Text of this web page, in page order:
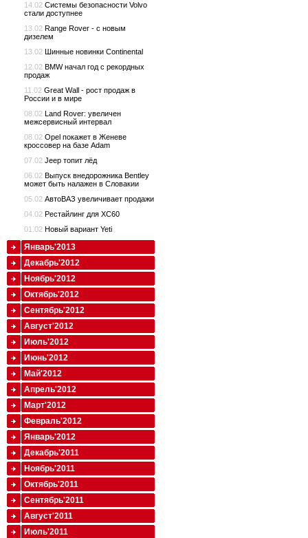
14.02 Системы безопасности Volvo
стали доступнее
13.02 Range Rover - с новым
дизелем
13.02 Шинные новинки Continental
12.02 BMW начал год с рекордных
продаж
11.02 Great Wall - рост продаж в
России и в мире
08.02 Land Rover: увеличен
межсервисный интервал
08.02 Opel покажет в Женеве
кроссовер на базе Adam
07.02 Jeep топит лёд
06.02 Выпуск внедорожника Bentley
может быть налажен в Словакии
05.02 АвтоВАЗ увеличивает продажи
04.02 Рестайлинг для XC60
01.02 Новый вариант Yeti
Январь'2013
Декабрь'2012
Ноябрь'2012
Октябрь'2012
Сентябрь'2012
Август'2012
Июль'2012
Июнь'2012
Май'2012
Апрель'2012
Март'2012
Февраль'2012
Январь'2012
Декабрь'2011
Ноябрь'2011
Октябрь'2011
Сентябрь'2011
Август'2011
Июль'2011